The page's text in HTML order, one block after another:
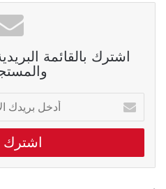
اشترك بالقائمة
أدخل
بريدك
الالكتروني